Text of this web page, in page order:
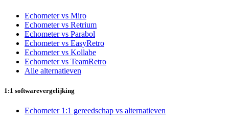
Echometer vs Miro
Echometer vs Retrium
Echometer vs Parabol
Echometer vs EasyRetro
Echometer vs Kollabe
Echometer vs TeamRetro
Alle alternatieven
1:1 softwarevergelijking
Echometer 1:1 gereedschap vs alternatieven